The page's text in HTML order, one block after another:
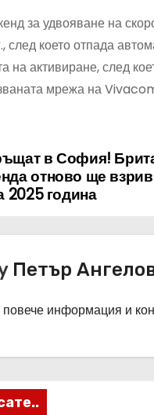
за удвояване на
след което отпада
на активиране, след
мрежа на
в София!
отново ще
2025 година
Петър
повече информация и